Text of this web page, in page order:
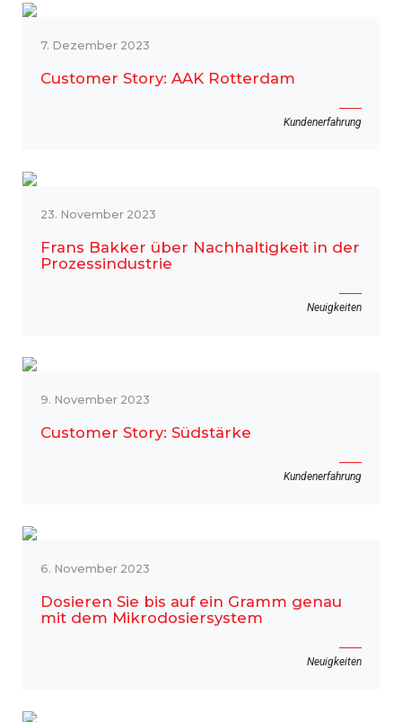
7. Dezember 2023
Customer Story: AAK Rotterdam
Kundenerfahrung
23. November 2023
Frans Bakker über Nachhaltigkeit in der
Prozessindustrie
Neuigkeiten
9. November 2023
Customer Story: Südstärke
Kundenerfahrung
6. November 2023
Dosieren Sie bis auf ein Gramm genau
mit dem Mikrodosiersystem
Neuigkeiten